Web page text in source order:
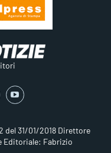
del 31/01/2018 Direttore
Editoriale: Fabrizio